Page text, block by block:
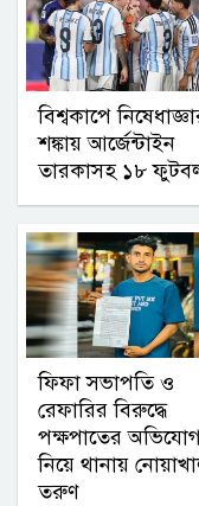
বিশ্বকাপে
শঙ্কায় আর্জেন্টাইন
তারকাসহ ১৮
ফিফা সভাপতি ও
রেফারির বিরুদ্ধে
পক্ষপাতের
নিয়ে থানায়
তরুণ